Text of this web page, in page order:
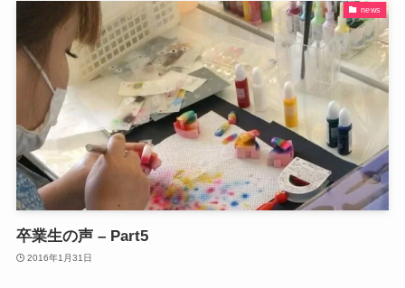
news
卒業生の声 – Part5
2016年1月31日